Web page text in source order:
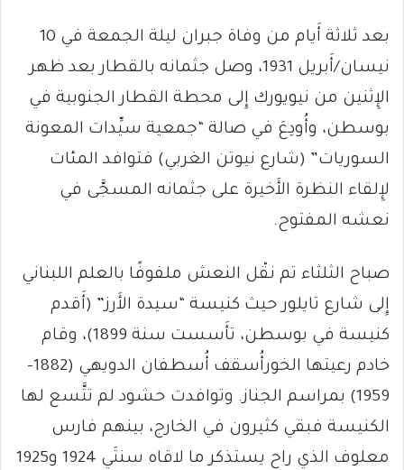
بعد ثلاثة أَيام من وفاة جبران ليلة الجمعة في 10
نيسان/أَبريل 1931، وصل جثمانه بالقطار بعد ظهر
الإِثنين من نيويورك إِلى محطة القطار الجنوبية في
بوسطن، وأُودِعَ في صالة “جمعية سيِّدات المعونة
السوريات” (شارع نيوتن الغربي) فتوافد المئات
لإِلقاء النظرة الأَخيرة على جثمانه المسجَّى في
نعشه المفتوح.
صباح الثلثاء تم نقْل النعش ملفوفًا بالعلم اللبناني
إِلى شارع تايلور حيث كنيسة “سيدة الأَرز” (أَقدم
كنيسة في بوسطن، تأَسست سنة 1899)، وقام
خادم رعيتها الخورأُسقف أُسطفان الدويهي (1882-
1959) بمراسم الجناز. وتوافدت حشود لم تتَّسع لها
الكنيسة فبقي كثيرون في الخارج، بينهم فارس
معلوف الذي راح يستذكر ما لاقاه سنتَي 1924 و1925